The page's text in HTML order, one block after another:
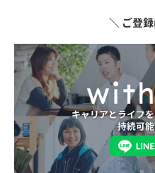
＼ ご登